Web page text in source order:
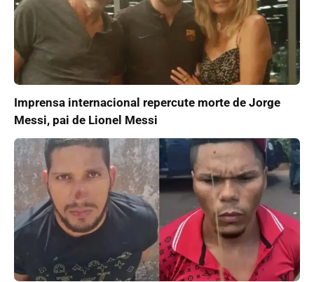
Imprensa internacional repercute morte de Jorge
Messi, pai de Lionel Messi